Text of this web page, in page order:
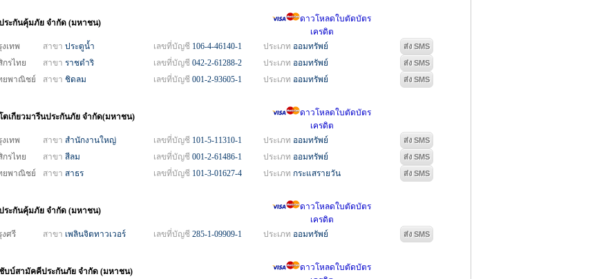
ระกันคุ้มภัย จำกัด (มหาชน)
ดาวโหลดใบตัดบัตร
เครดิต
งเทพ
สาขา ประตูน้ำ เลขที่บัญชี 106-4-46140-1 ประเภท ออมทรัพย์
กรไทย
สาขา ราชดำริ เลขที่บัญชี 042-2-61288-2 ประเภท ออมทรัพย์
ยพาณิชย์
สาขา ชิดลม เลขที่บัญชี 001-2-93605-1 ประเภท ออมทรัพย์
ตเกียวมารีนประกันภัย จำกัด(มหาชน)
ดาวโหลดใบตัดบัตร
เครดิต
งเทพ
สาขา สำนักงานใหญ่ เลขที่บัญชี 101-5-11310-1 ประเภท ออมทรัพย์
กรไทย
สาขา สีลม เลขที่บัญชี 001-2-61486-1 ประเภท ออมทรัพย์
ยพาณิชย์
สาขา สาธร เลขที่บัญชี 101-3-01627-4 ประเภท กระแสรายวัน
ระกันคุ้มภัย จำกัด (มหาชน)
ดาวโหลดใบตัดบัตร
เครดิต
งศรี
สาขา เพลินจิตทาวเวอร์ เลขที่บัญชี 285-1-09909-1 ประเภท ออมทรัพย์
บบ์สามัคคีประกันภัย จำกัด (มหาชน)
ดาวโหลดใบตัดบัตร